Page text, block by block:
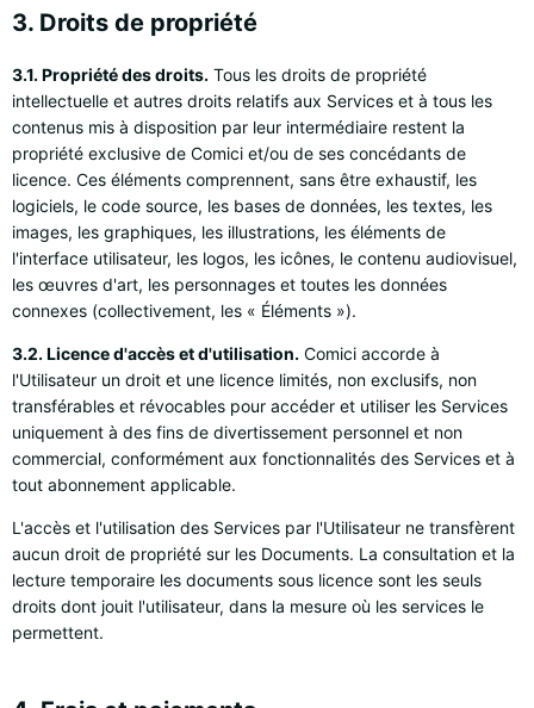
3. Droits de propriété
3.1. Propriété des droits. Tous les droits de propriété
intellectuelle et autres droits relatifs aux Services et à tous les
contenus mis à disposition par leur intermédiaire restent la
propriété exclusive de Comici et/ou de ses concédants de
licence. Ces éléments comprennent, sans être exhaustif, les
logiciels, le code source, les bases de données, les textes, les
images, les graphiques, les illustrations, les éléments de
l'interface utilisateur, les logos, les icônes, le contenu audiovisuel,
les œuvres d'art, les personnages et toutes les données
connexes (collectivement, les « Éléments »).
3.2. Licence d'accès et d'utilisation. Comici accorde à
l'Utilisateur un droit et une licence limités, non exclusifs, non
transférables et révocables pour accéder et utiliser les Services
uniquement à des fins de divertissement personnel et non
commercial, conformément aux fonctionnalités des Services et à
tout abonnement applicable.
L'accès et l'utilisation des Services par l'Utilisateur ne transfèrent
aucun droit de propriété sur les Documents. La consultation et la
lecture temporaire les documents sous licence sont les seuls
droits dont jouit l'utilisateur, dans la mesure où les services le
permettent.